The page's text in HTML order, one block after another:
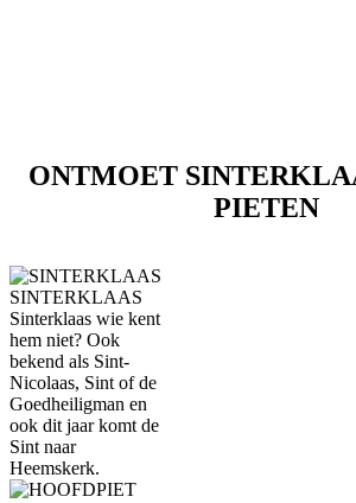
ONTMOET
PIETEN
SINTERKLAAS
Sinterklaas wie kent
hem niet? Ook
bekend als Sint-
Nicolaas, Sint of de
Goedheiligman en
ook dit jaar komt de
Sint naar
Heemskerk.